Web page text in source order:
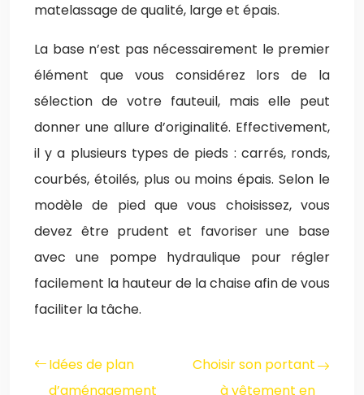
matelassage de qualité, large et épais.
La base n’est pas nécessairement le premier
élément que vous considérez lors de la
sélection de votre fauteuil, mais elle peut
donner une allure d’originalité. Effectivement,
il y a plusieurs types de pieds : carrés, ronds,
courbés, étoilés, plus ou moins épais. Selon le
modèle de pied que vous choisissez, vous
devez être prudent et favoriser une base
avec une pompe hydraulique pour régler
facilement la hauteur de la chaise afin de vous
faciliter la tâche.
Idées de plan
d’aménagement
Choisir son portant
à vêtement en